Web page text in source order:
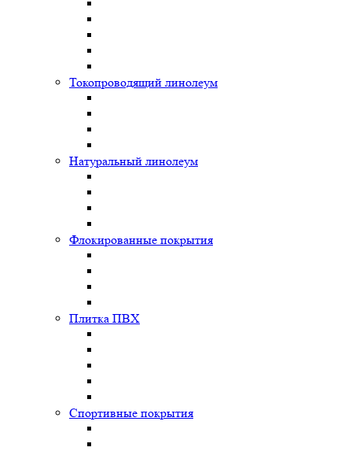
Токопроводящий линолеум
Натуральный линолеум
Флокированные покрытия
Плитка ПВХ
Спортивные покрытия